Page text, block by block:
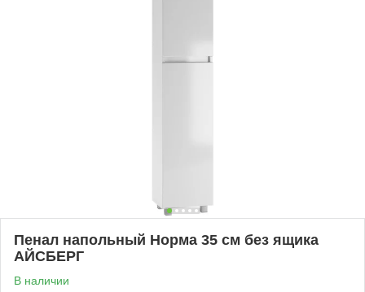
Пенал напольный Норма 35 см без ящика
АЙСБЕРГ
В наличии